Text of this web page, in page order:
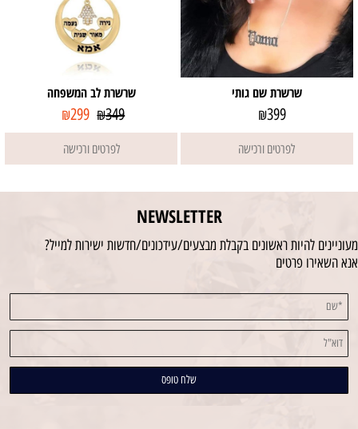
שרשרת שם גותי
₪399
לפרטים ורכישה
שרשרת לב המשפחה
₪349
₪299
לפרטים ורכישה
NEWSLETTER
מעוניינים להיות ראשונים בקבלת מבצעים/עידכונים/חדשות ישירות למייל?
אנא השאירו פרטים